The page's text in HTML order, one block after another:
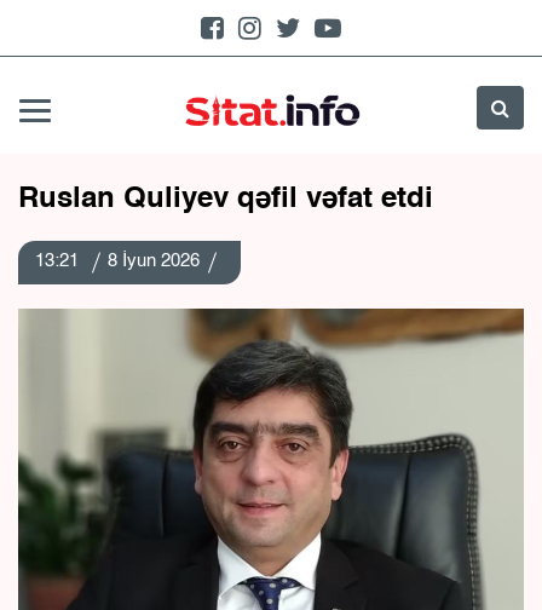
Ruslan Quliyev qəfil vəfat etdi
13:21 8 İyun 2026